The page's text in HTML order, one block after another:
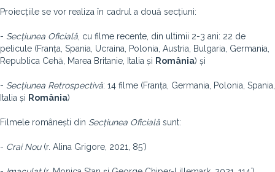
Proiecțiile se vor realiza în cadrul a două secțiuni:
- Secțiunea Oficială , cu filme recente, din ultimii 2-3 ani: 22 de
pelicule (Franța, Spania, Ucraina, Polonia, Austria, Bulgaria, Germania,
Republica Cehă, Marea Britanie, Italia și România) și
- Secțiunea Retrospectivă: 14 filme (Franța, Germania, Polonia, Spania,
Italia și România)
Filmele românești din Secțiunea Oficială sunt:
- Crai Nou(r. Alina Grigore, 2021, 85`)